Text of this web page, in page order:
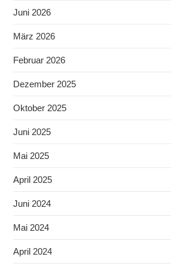
Juni 2026
März 2026
Februar 2026
Dezember 2025
Oktober 2025
Juni 2025
Mai 2025
April 2025
Juni 2024
Mai 2024
April 2024